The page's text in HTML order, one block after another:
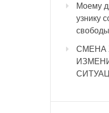
Моему
узнику
СМЕНА